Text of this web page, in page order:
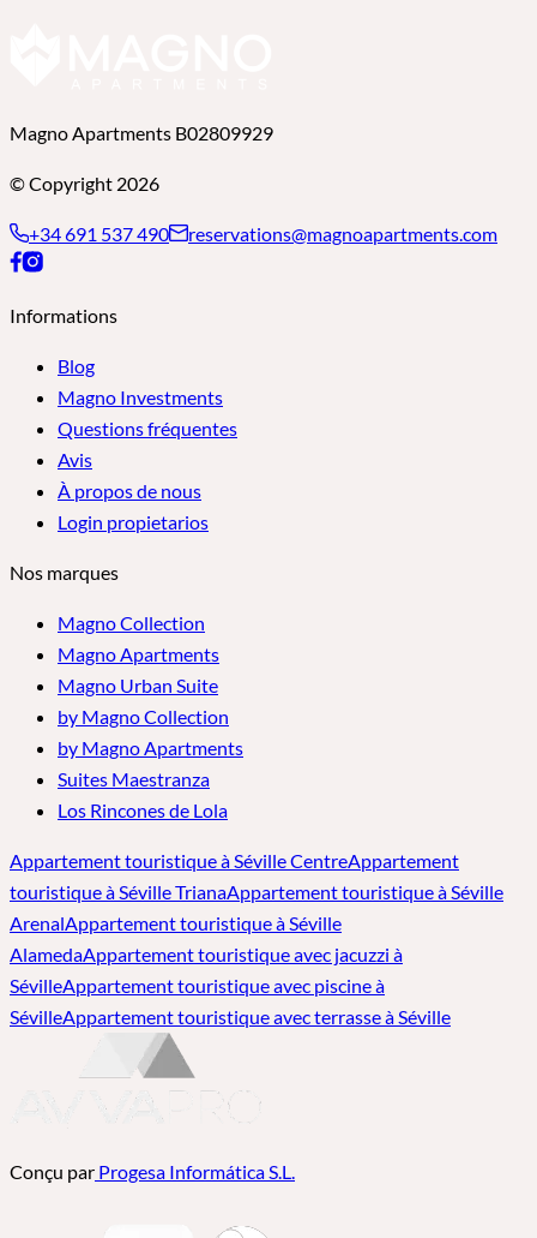
Magno Apartments B02809929
© Copyright 2026
+34 691 537 490 reservations@magnoapartments.com
Informations
Blog
Magno Investments
Questions fréquentes
Avis
À propos de nous
Login propietarios
Nos marques
Magno Collection
Magno Apartments
Magno Urban Suite
by Magno Collection
by Magno Apartments
Suites Maestranza
Los Rincones de Lola
Appartement touristique à Séville CentreAppartement
touristique à Séville TrianaAppartement touristique à Séville
ArenalAppartement touristique à Séville
AlamedaAppartement touristique avec jacuzzi à
SévilleAppartement touristique avec piscine à
SévilleAppartement touristique avec terrasse à Séville
Conçu par Progesa Informática S.L.